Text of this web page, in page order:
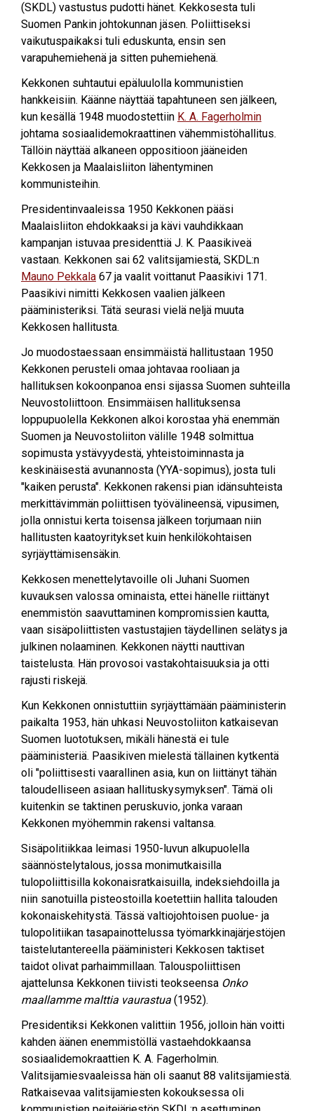
(SKDL) vastustus pudotti hänet. Kekkosesta tuli
Suomen Pankin johtokunnan jäsen. Poliittiseksi
vaikutuspaikaksi tuli eduskunta, ensin sen
varapuhemiehenä ja sitten puhemiehenä.
Kekkonen suhtautui epäluulolla kommunistien
hankkeisiin. Käänne näyttää tapahtuneen sen jälkeen,
kun kesällä 1948 muodostettiin K. A. Fagerholmin
johtama sosiaalidemokraattinen vähemmistöhallitus.
Tällöin näyttää alkaneen oppositioon jääneiden
Kekkosen ja Maalaisliiton lähentyminen
kommunisteihin.
Presidentinvaaleissa 1950 Kekkonen pääsi
Maalaisliiton ehdokkaaksi ja kävi vauhdikkaan
kampanjan istuvaa presidenttiä J. K. Paasikiveä
vastaan. Kekkonen sai 62 valitsijamiestä, SKDL:n
Mauno Pekkala 67 ja vaalit voittanut Paasikivi 171.
Paasikivi nimitti Kekkosen vaalien jälkeen
pääministeriksi. Tätä seurasi vielä neljä muuta
Kekkosen hallitusta.
Jo muodostaessaan ensimmäistä hallitustaan 1950
Kekkonen perusteli omaa johtavaa rooliaan ja
hallituksen kokoonpanoa ensi sijassa Suomen suhteilla
Neuvostoliittoon. Ensimmäisen hallituksensa
loppupuolella Kekkonen alkoi korostaa yhä enemmän
Suomen ja Neuvostoliiton välille 1948 solmittua
sopimusta ystävyydestä, yhteistoiminnasta ja
keskinäisestä avunannosta (YYA-sopimus), josta tuli
"kaiken perusta". Kekkonen rakensi pian idänsuhteista
merkittävimmän poliittisen työvälineensä, vipusimen,
jolla onnistui kerta toisensa jälkeen torjumaan niin
hallitusten kaatoyritykset kuin henkilökohtaisen
syrjäyttämisensäkin.
Kekkosen menettelytavoille oli Juhani Suomen
kuvauksen valossa ominaista, ettei hänelle riittänyt
enemmistön saavuttaminen kompromissien kautta,
vaan sisäpoliittisten vastustajien täydellinen selätys ja
julkinen nolaaminen. Kekkonen näytti nauttivan
taistelusta. Hän provosoi vastakohtaisuuksia ja otti
rajusti riskejä.
Kun Kekkonen onnistuttiin syrjäyttämään pääministerin
paikalta 1953, hän uhkasi Neuvostoliiton katkaisevan
Suomen luototuksen, mikäli hänestä ei tule
pääministeriä. Paasikiven mielestä tällainen kytkentä
oli "poliittisesti vaarallinen asia, kun on liittänyt tähän
taloudelliseen asiaan hallituskysymyksen". Tämä oli
kuitenkin se taktinen peruskuvio, jonka varaan
Kekkonen myöhemmin rakensi valtansa.
Sisäpolitiikkaa leimasi 1950-luvun alkupuolella
säännöstelytalous, jossa monimutkaisilla
tulopoliittisilla kokonaisratkaisuilla, indeksiehdoilla ja
niin sanotuilla pisteostoilla koetettiin hallita talouden
kokonaiskehitystä. Tässä valtiojohtoisen puolue- ja
tulopolitiikan tasapainottelussa työmarkkinajärjestöjen
taistelutantereella pääministeri Kekkosen taktiset
taidot olivat parhaimmillaan. Talouspoliittisen
ajattelunsa Kekkonen tiivisti teokseensa Onko
maallamme malttia vaurastua (1952).
Presidentiksi Kekkonen valittiin 1956, jolloin hän voitti
kahden äänen enemmistöllä vastaehdokkaansa
sosiaalidemokraattien K. A. Fagerholmin.
Valitsijamiesvaaleissa hän oli saanut 88 valitsijamiestä.
Ratkaisevaa valitsijamiesten kokouksessa oli